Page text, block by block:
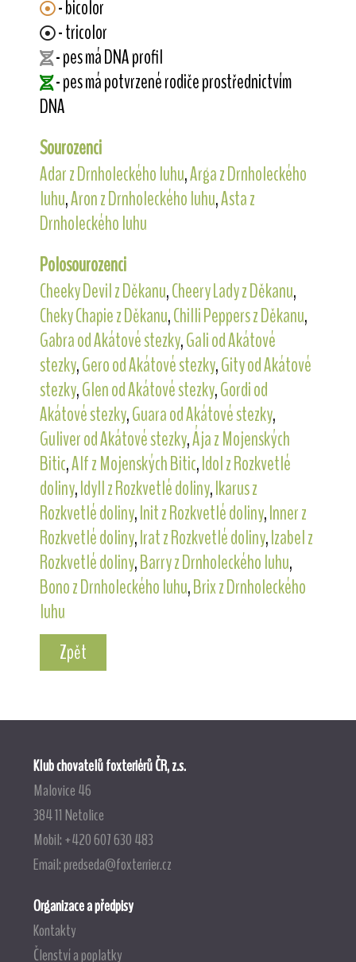
- bicolor
- tricolor
- pes má DNA profil
- pes má potvrzené rodiče prostřednictvím
DNA
Sourozenci
Adar z Drnholeckého luhu,Arga z Drnholeckého
luhu,Aron z Drnholeckého luhu,Asta z
Drnholeckého luhu
Polosourozenci
Cheeky Devil z Děkanu,Cheery Lady z Děkanu,
Cheky Chapie z Děkanu,Chilli Peppers z Děkanu,
Gabra od Akátové stezky,Gali od Akátové
stezky,Gero od Akátové stezky,Gity od Akátové
stezky,Glen od Akátové stezky,Gordi od
Akátové stezky,Guara od Akátové stezky,
Guliver od Akátové stezky,Ája z Mojenských
Bitic,Alf z Mojenských Bitic,Idol z Rozkvetlé
doliny,Idyll z Rozkvetlé doliny,Ikarus z
Rozkvetlé doliny,Init z Rozkvetlé doliny,Inner z
Rozkvetlé doliny,Irat z Rozkvetlé doliny,Izabel z
Rozkvetlé doliny,Barry z Drnholeckého luhu,
Bono z Drnholeckého luhu,Brix z Drnholeckého
luhu
Zpět
Klub chovatelů foxteriérů ČR, z.s.
Malovice 46
384 11 Netolice
Mobil: +420 607 630 483
Email:predseda@foxterrier.cz
Organizace a předpisy
Kontakty
Členství a poplatky